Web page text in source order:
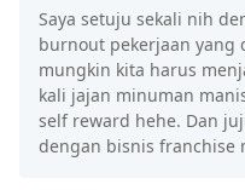
Saya setuju sekali nih
burnout pekerjaan yang
mungkin kita harus
kali jajan minuman
self reward hehe. Dan
dengan bisnis franchise